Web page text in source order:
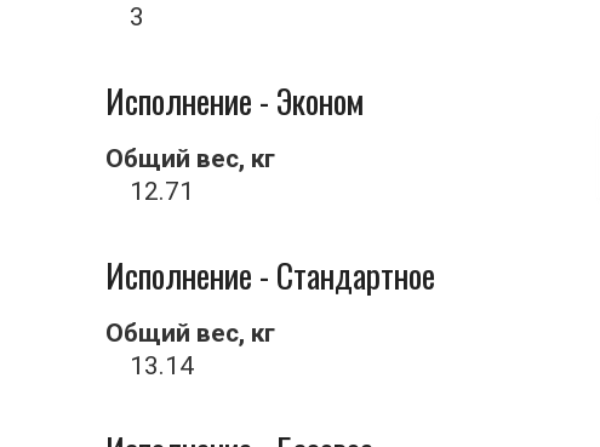
3
Исполнение - Эконом
Общий вес, кг
12.71
Исполнение - Стандартное
Общий вес, кг
13.14